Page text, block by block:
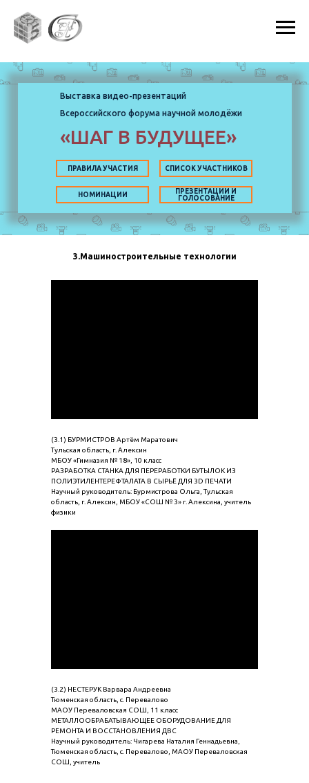
Выставка видео-презентаций
Всероссийского форума научной молодёжи
«ШАГ В БУДУЩЕЕ»
ПРАВИЛА УЧАСТИЯ СПИСОК УЧАСТНИКОВ
НОМИНАЦИИ
ПРЕЗЕНТАЦИИ И
ГОЛОСОВАНИЕ
3.Машиностроительные технологии
(3.1) БУРМИСТРОВ Артём Маратович
Тульская область, г. Алексин
МБОУ «Гимназия № 18», 10 класс
РАЗРАБОТКА СТАНКА ДЛЯ ПЕРЕРАБОТКИ БУТЫЛОК ИЗ
ПОЛИЭТИЛЕНТЕРЕФТАЛАТА В СЫРЬЁ ДЛЯ 3D ПЕЧАТИ
Научный руководитель: Бурмистрова Ольга, Тульская
область, г. Алексин, МБОУ «СОШ № 3» г. Алексина, учитель
физики
(3.2) НЕСТЕРУК Варвара Андреевна
Тюменская область, с. Перевалово
МАОУ Переваловская СОШ, 11 класс
МЕТАЛЛООБРАБАТЫВАЮЩЕЕ ОБОРУДОВАНИЕ ДЛЯ
РЕМОНТА И ВОССТАНОВЛЕНИЯ ДВС
Научный руководитель: Чигарева Наталия Геннадьевна,
Тюменская область, с. Перевалово, МАОУ Переваловская
СОШ, учитель